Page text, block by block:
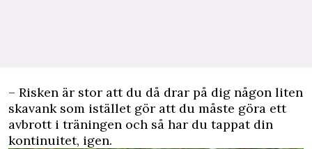
– Risken är stor att du då drar på dig någon liten
skavank som istället gör att du måste göra ett
avbrott i träningen och så har du tappat din
kontinuitet, igen.